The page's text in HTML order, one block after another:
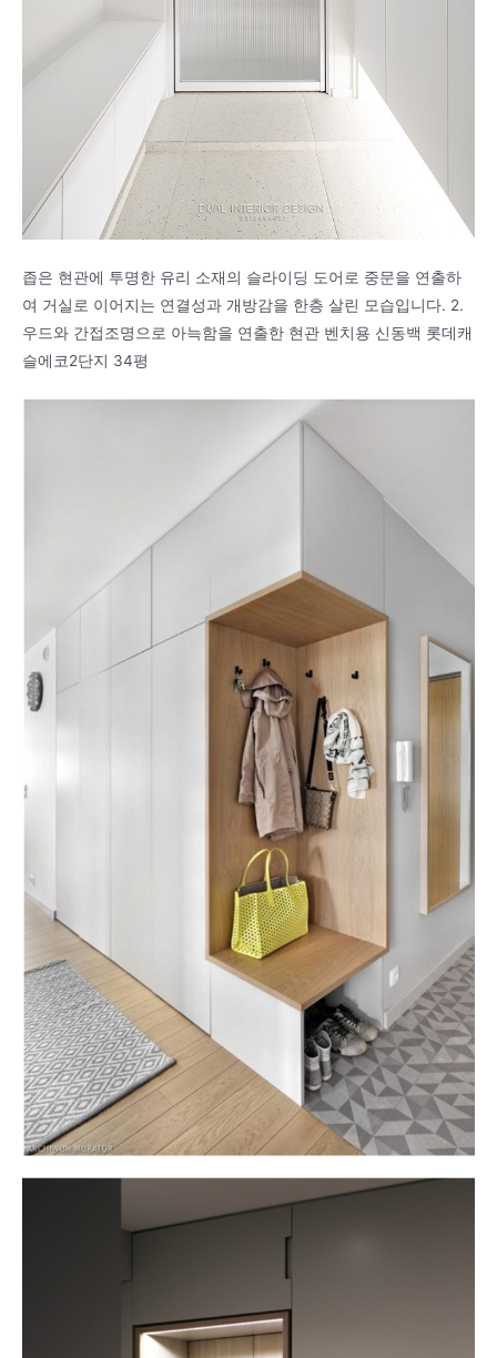
좁은 현관에 투명한 유리 소재의 슬라이딩 도어로 중문을 연출하
여 거실로 이어지는 연결성과 개방감을 한층 살린 모습입니다. 2.
우드와 간접조명으로 아늑함을 연출한 현관 벤치용 신동백 롯데캐
슬에코2단지 34평